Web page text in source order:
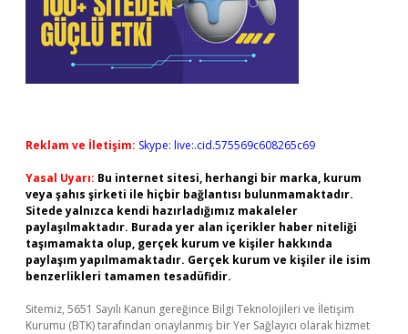
Reklam ve İletişim: Skype: live:.cid.575569c608265c69
Yasal Uyarı: Bu internet sitesi, herhangi bir marka, kurum
veya şahıs şirketi ile hiçbir bağlantısı bulunmamaktadır.
Sitede yalnızca kendi hazırladığımız makaleler
paylaşılmaktadır. Burada yer alan içerikler haber niteliği
taşımamakta olup, gerçek kurum ve kişiler hakkında
paylaşım yapılmamaktadır. Gerçek kurum ve kişiler ile isim
benzerlikleri tamamen tesadüfidir.
Sitemiz, 5651 Sayılı Kanun gereğince Bilgi Teknolojileri ve İletişim
Kurumu (BTK) tarafından onaylanmış bir Yer Sağlayıcı olarak hizmet